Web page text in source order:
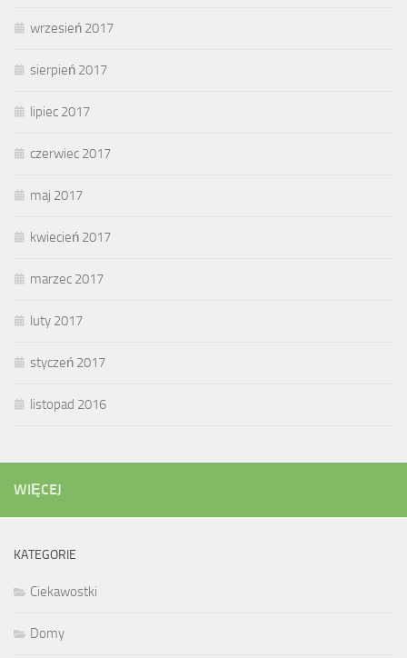
wrzesień 2017
sierpień 2017
lipiec 2017
czerwiec 2017
maj 2017
kwiecień 2017
marzec 2017
luty 2017
styczeń 2017
listopad 2016
WIĘCEJ
KATEGORIE
Ciekawostki
Domy